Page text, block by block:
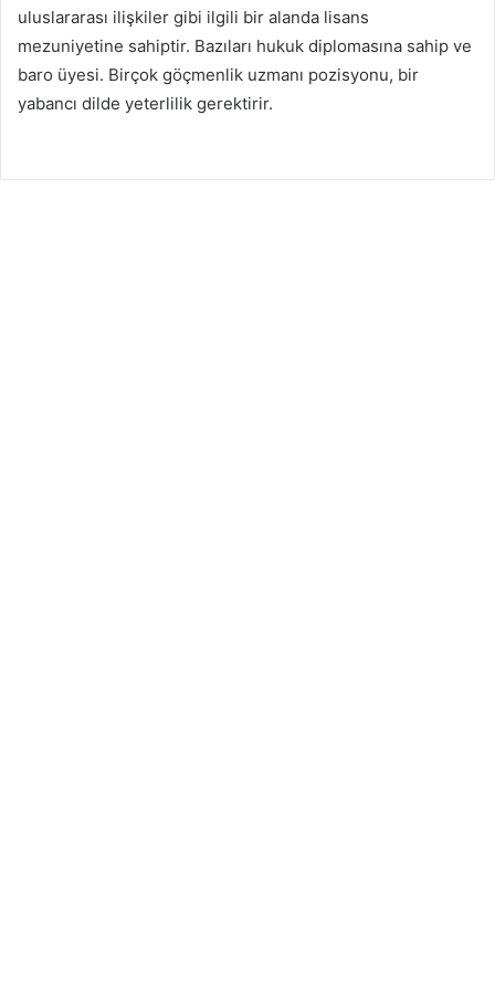
uluslararası ilişkiler gibi ilgili bir alanda lisans
mezuniyetine sahiptir. Bazıları hukuk diplomasına sahip ve
baro üyesi. Birçok göçmenlik uzmanı pozisyonu, bir
yabancı dilde yeterlilik gerektirir.